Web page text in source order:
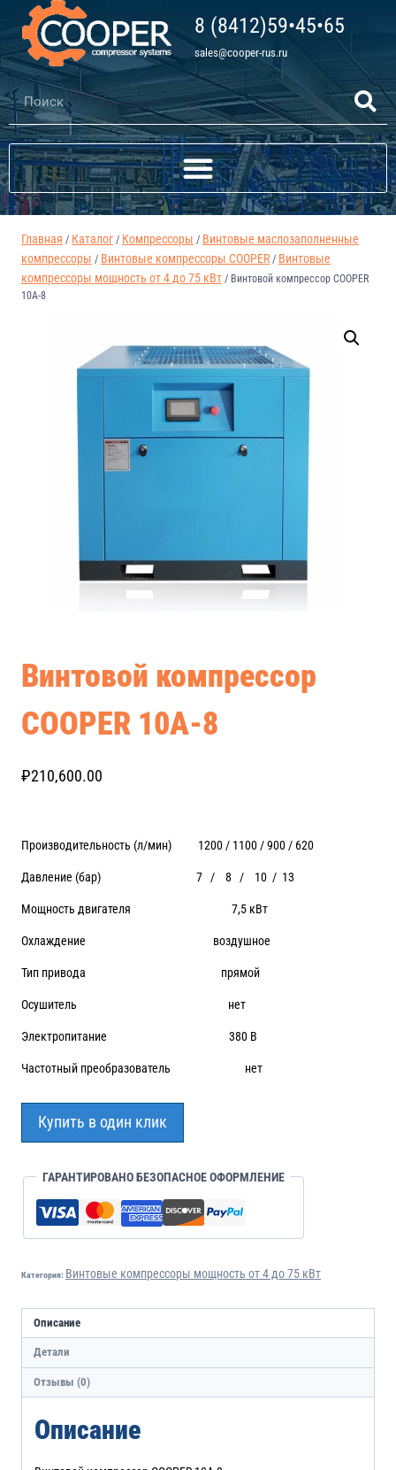
8 (8412)59•45•65
sales@cooper-rus.ru
Главная / Каталог / Компрессоры / Винтовые маслозаполненные
компрессоры / Винтовые компрессоры COOPER / Винтовые
компрессоры мощность от 4 до 75 кВт / Винтовой компрессор COOPER
10A-8
Винтовой компрессор
COOPER 10A-8
₽210,600.00
Производительность (л/мин) 1200 / 1100 / 900 / 620
Давление (бар) 7 / 8 / 10 / 13
Мощность двигателя 7,5 кВт
Охлаждение воздушное
Тип привода прямой
Осушитель нет
Электропитание 380 В
Частотный преобразователь нет
Купить в один клик
ГАРАНТИРОВАНО БЕЗОПАСНОЕ ОФОРМЛЕНИЕ
Категория: Винтовые компрессоры мощность от 4 до 75 кВт
Описание
Детали
Отзывы (0)
Описание